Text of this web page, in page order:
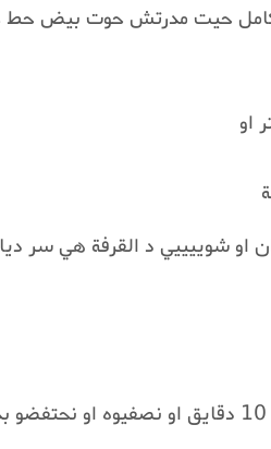
حيت مدرتش حوت بيض حط
او
او شوييييي د القرفة هي سر